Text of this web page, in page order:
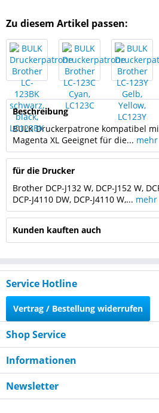
Zu diesem Artikel passen:
Beschreibung
BULK Druckerpatrone kompatibel
Magenta XL Geeignet für die... mehr
für die Drucker
Brother DCP-J132 W, DCP-J152 W,
DCP-J4110 DW, DCP-J4110 W,... mehr
Kunden kauften auch
Service Hotline
Vertrag / Bestellung widerrufen
Shop Service
Informationen
Newsletter